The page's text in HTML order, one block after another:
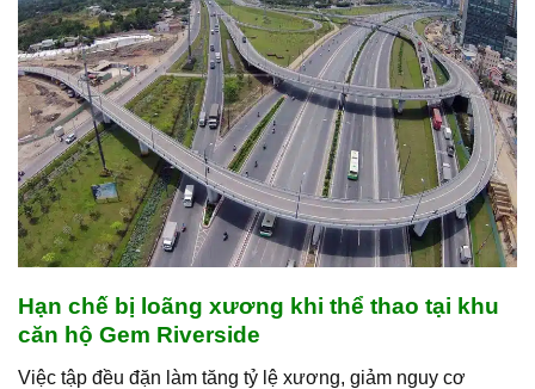
Hạn chế bị loãng xương khi thể thao tại khu
căn hộ Gem Riverside
Việc tập đều đặn làm tăng tỷ lệ xương, giảm nguy cơ